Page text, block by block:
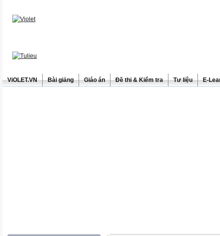
ViOLET.VN Bài giảng Giáo án Đề thi & Kiểm tra Tư liệu E-